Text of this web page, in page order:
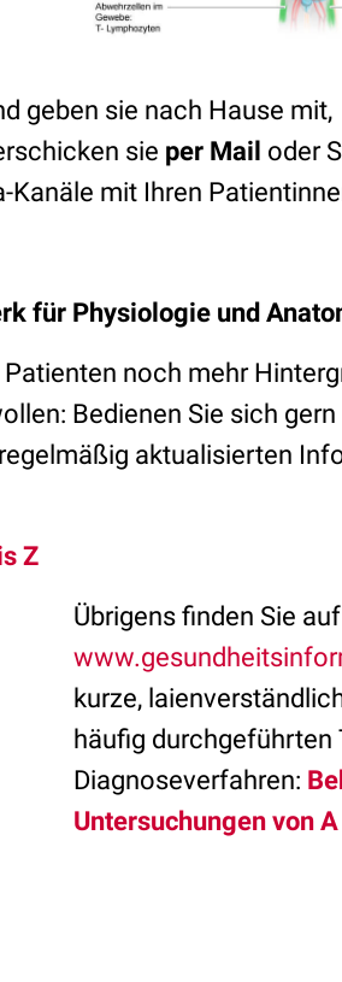
geben sie nach Hause mit,
sie per Mail oder
Kanäle mit Ihren
für Physiologie und
noch mehr
Bedienen Sie sich
aktualisierten
Z
Übrigens finden Sie auf
kurze,
häufig durchgeführten
Diagnoseverfahren:
Untersuchungen von